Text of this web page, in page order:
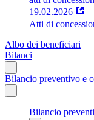
19.02.2026
Atti di
Albo dei beneficiari
Bilanci
Bilancio preventivo e
Bilancio